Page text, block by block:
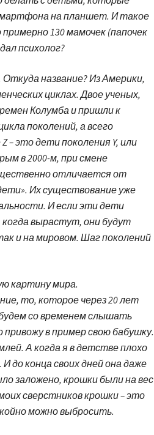
на планшет. И такое
130 мамочек (папочек
психолог?
название? Из Америки,
циклах. Двое ученых,
Колумба и пришли к
поколений, а всего
– это дети поколения Y, или
в 2000-м, при смене
отличается от
Их существование уже
И если эти дети
вырастут, они будут
и на мировом. Шаг поколений
картину мира.
то, которое через 20 лет
со временем слышать
в пример свою бабушку.
А когда я в детстве плохо
до конца своих дней она даже
заложено, крошки были на вес
сверстников крошки – это
можно выбросить.